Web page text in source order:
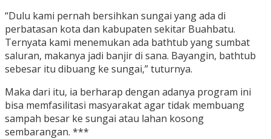
“Dulu kami pernah bersihkan sungai yang ada di
perbatasan kota dan kabupaten sekitar Buahbatu.
Ternyata kami menemukan ada bathtub yang sumbat
saluran, makanya jadi banjir di sana. Bayangin, bathtub
sebesar itu dibuang ke sungai,” tuturnya.
Maka dari itu, ia berharap dengan adanya program ini
bisa memfasilitasi masyarakat agar tidak membuang
sampah besar ke sungai atau lahan kosong
sembarangan. ***